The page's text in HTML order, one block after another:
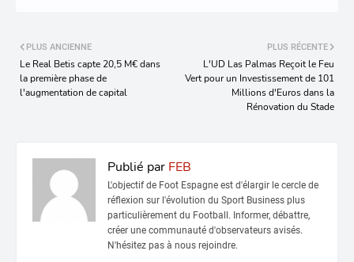
PLUS RÉCENTE
L'UD Las Palmas Reçoit le Feu
Vert pour un Investissement de 101
Millions d'Euros dans la
Rénovation du Stade
PLUS ANCIENNE
Le Real Betis capte 20,5 M€ dans
la première phase de
l'augmentation de capital
Publié par FEB
L'objectif de Foot Espagne est d'élargir le cercle de
réflexion sur l'évolution du Sport Business plus
particulièrement du Football. Informer, débattre,
créer une communauté d'observateurs avisés.
N'hésitez pas à nous rejoindre.